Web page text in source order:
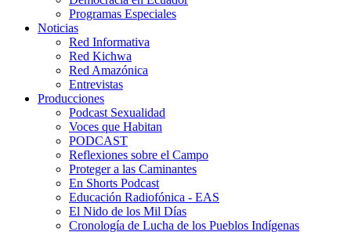
Programas Especiales
Noticias
Red Informativa
Red Kichwa
Red Amazónica
Entrevistas
Producciones
Podcast Sexualidad
Voces que Habitan
PODCAST
Reflexiones sobre el Campo
Proteger a las Caminantes
En Shorts Podcast
Educación Radiofónica - EAS
El Nido de los Mil Días
Cronología de Lucha de los Pueblos Indígenas